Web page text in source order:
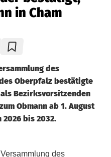
in Cham
des
Oberpfalz bestätigte
Bezirksvorsitzenden
Obmann ab 1. August
bis 2032.